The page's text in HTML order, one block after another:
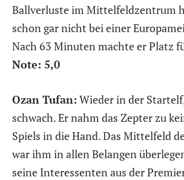
Ballverluste im Mittelfeldzentrum
schon gar nicht bei einer
Nach 63 Minuten machte er Platz
Note: 5,0
Ozan Tufan: Wieder in der
schwach. Er nahm das Zepter zu
Spiels in die Hand. Das Mittelfeld
war ihm in allen Belangen
seine Interessenten aus der